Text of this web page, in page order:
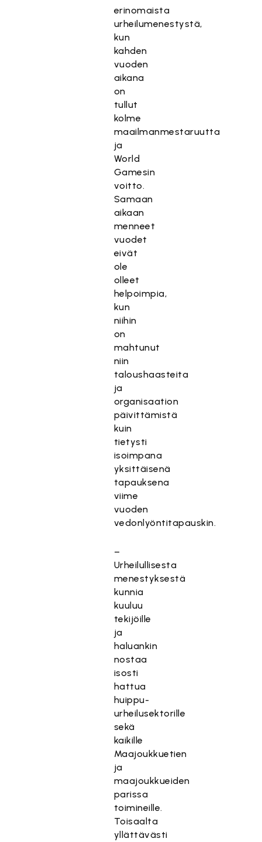
erinomaista
urheilumenestystä,
kun
kahden
vuoden
aikana
on
tullut
kolme
maailmanmestaruutta
ja
World
Gamesin
voitto.
Samaan
aikaan
menneet
vuodet
eivät
ole
olleet
helpoimpia,
kun
niihin
on
mahtunut
niin
taloushaasteita
ja
organisaation
päivittämistä
kuin
tietysti
isoimpana
yksittäisenä
tapauksena
viime
vuoden
vedonlyöntitapauskin.
–
Urheilullisesta
menestyksestä
kunnia
kuuluu
tekijöille
ja
haluankin
nostaa
isosti
hattua
huippu-
urheilusektorille
sekä
kaikille
Maajoukkuetien
ja
maajoukkueiden
parissa
toimineille.
Toisaalta
yllättävästi